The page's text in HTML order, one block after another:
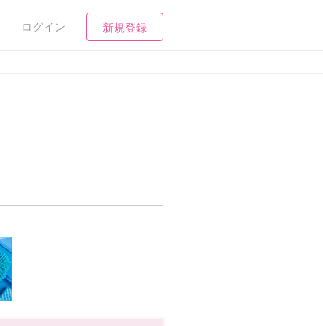
ログイン 新規登録